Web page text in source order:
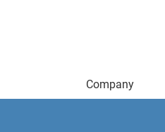
Company